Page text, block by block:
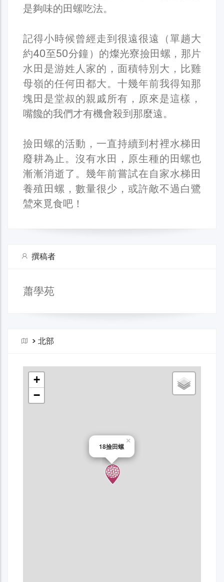
是夠味的田螺吃法。
記得小時候曾經走到很遠很遠（單趟大
約40至50分鐘）的燦光寮撿田螺，那片
水田是游姓人家的，面積特別大，比雞
母嶺的任何田都大。十幾年前我得知那
塊田是堂叔的親戚所有，原來是這樣，
嘴饞的我們才有機會殺到那麼遠。
撿田螺的活動，一直持續到村裡水梯田
廢耕為止。沒有水田，原生種的田螺也
漸漸消逝了。幾年前嘗試在自家水梯田
養殖田螺，數量很少，或許敵不過白鷺
鷥來覓食吧！
撰稿者
蕭學苑
> 北部